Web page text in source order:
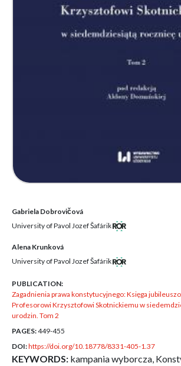
Gabriela Dobrovičová
University of Pavol Jozef Šafárik
Alena Krunková
University of Pavol Jozef Šafárik
PUBLICATION:
Zagadnienia prawa konstytucyjnego: Księga
Profesorowi Krzysztofowi Skotnickiemu w
urodzin. Tom 2
PAGES:449-455
DOI:https://doi.org/10.18778/8331-405-1.37
KEYWORDS: kampania wyborcza,